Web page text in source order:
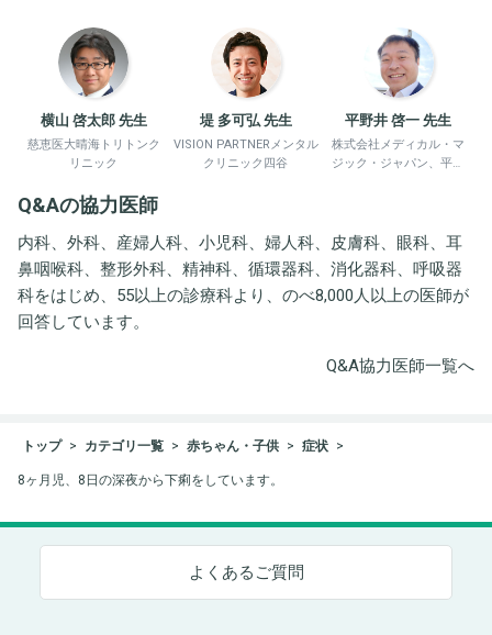
横山 啓太郎 先生
慈恵医大晴海トリトンク
リニック
堤 多可弘 先生
VISION PARTNERメンタル
クリニック四谷
平野井 啓一 先生
株式会社メディカル・マ
ジック・ジャパン、平野
Q&Aの協力医師
内科、外科、産婦人科、小児科、婦人科、皮膚科、眼科、耳
鼻咽喉科、整形外科、精神科、循環器科、消化器科、呼吸器
科をはじめ、55以上の診療科より、のべ8,000人以上の医師が
回答しています。
Q&A協力医師一覧へ
トップ カテゴリ一覧 赤ちゃん・子供 症状
8ヶ月児、8日の深夜から下痢をしています。
よくあるご質問